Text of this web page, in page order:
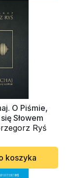
O Piśmie,
Słowem
kardynał Grzegorz Ryś
koszyka